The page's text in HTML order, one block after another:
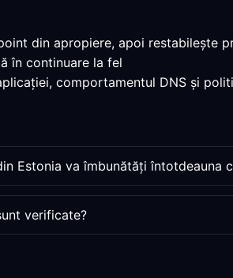
din apropiere, apoi restabilește
în continuare la fel
comportamentul DNS și
Estonia va îmbunătăți întotdeauna
verificate?